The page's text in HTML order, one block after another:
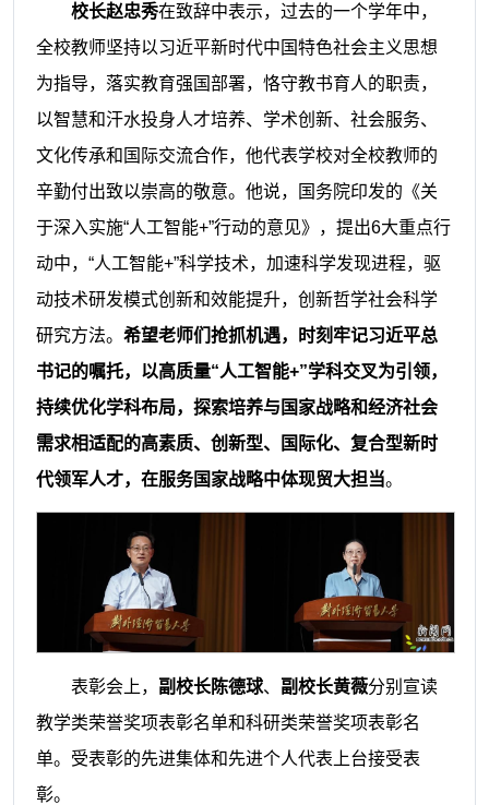
校长赵忠秀在致辞中表示，过去的一个学年中，
全校教师坚持以习近平新时代中国特色社会主义思想
为指导，落实教育强国部署，恪守教书育人的职责，
以智慧和汗水投身人才培养、学术创新、社会服务、
文化传承和国际交流合作，他代表学校对全校教师的
辛勤付出致以崇高的敬意。他说，国务院印发的《关
于深入实施“人工智能+”行动的意见》，提出6大重点行
动中，“人工智能+”科学技术，加速科学发现进程，驱
动技术研发模式创新和效能提升，创新哲学社会科学
研究方法。 希望老师们抢抓机遇，时刻牢记习近平总
书记的嘱托，以高质量“人工智能+”学科交叉为引领，
持续优化学科布局，探索培养与国家战略和经济社会
需求相适配的高素质、创新型、国际化、复合型新时
代领军人才，在服务国家战略中体现贸大担当。
表彰会上， 副校长陈德球、 副校长黄薇分别宣读
教学类荣誉奖项表彰名单和科研类荣誉奖项表彰名
单。受表彰的先进集体和先进个人代表上台接受表
彰。